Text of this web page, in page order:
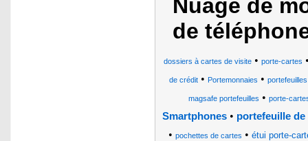
Nuage de
de
dossiers à cartes de visite• porte-cartes
de crédit• Portemonnaies • portefeuilles
magsafe portefeuilles • porte-
Smartphones • portefeuille de
• pochettes de cartes • étui porte-